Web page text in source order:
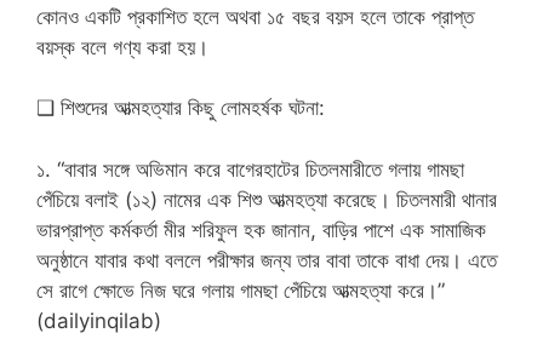
কোনও একটি প্রকাশিত হলে অথবা ১৫ বছর বয়স হলে তাকে প্রাপ্ত
বয়স্ক বলে গণ্য করা হয়।
❑ শিশুদের আত্মহত্যার কিছু লোমহর্ষক ঘটনা:
১. “বাবার সঙ্গে অভিমান করে বাগেরহাটের চিতলমারীতে গলায় গামছা
পেঁচিয়ে বলাই (১২) নামের এক শিশু আত্মহত্যা করেছে। চিতলমারী থানার
ভারপ্রাপ্ত কর্মকর্তা মীর শরিফুল হক জানান, বাড়ির পাশে এক সামাজিক
অনুষ্ঠানে যাবার কথা বললে পরীক্ষার জন্য তার বাবা তাকে বাধা দেয়। এতে
সে রাগে ক্ষোভে নিজ ঘরে গলায় গামছা পেঁচিয়ে আত্মহত্যা করে।”
(dailyinqilab)